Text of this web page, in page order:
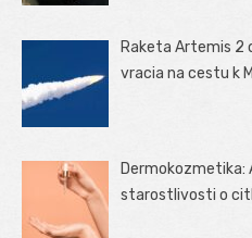
Raketa Artemis 2
vracia na cestu k
Dermokozmetika:
starostlivosti o